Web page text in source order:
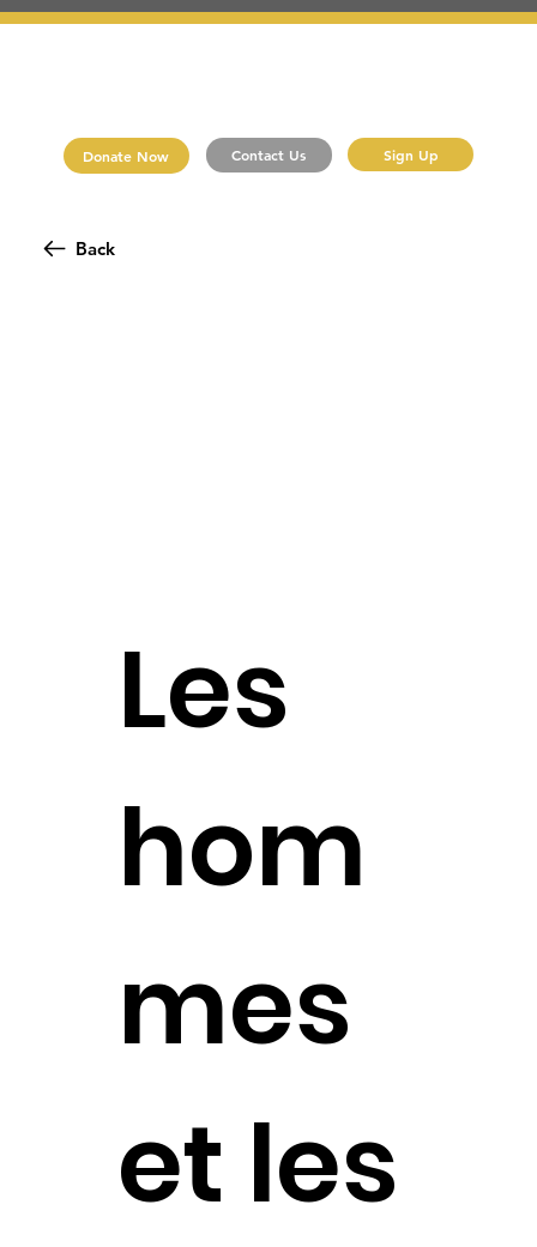
Donate Now Contact Us Sign Up
Back
Les
hom
mes
et les